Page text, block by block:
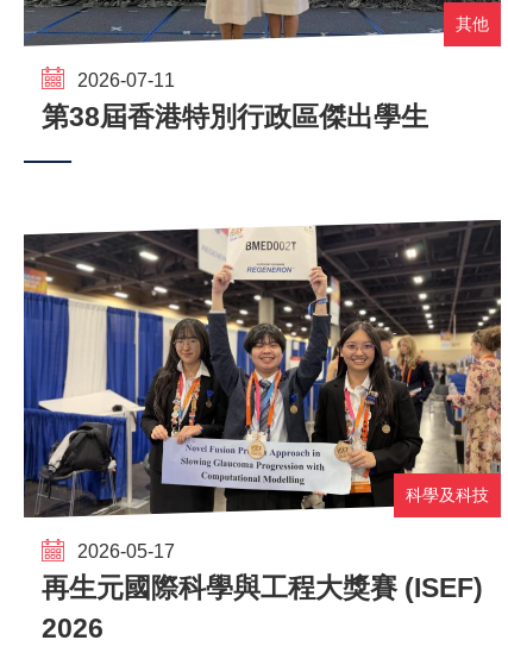
其他
2026-07-11
第38屆香港特別行政區傑出學生
科學及科技
2026-05-17
再生元國際科學與工程大獎賽 (ISEF)
2026